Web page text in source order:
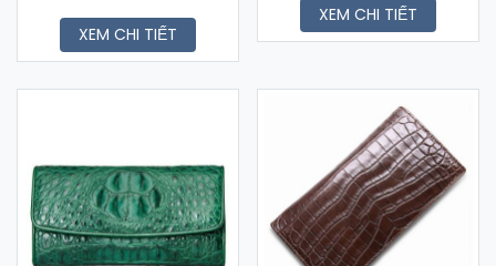
XEM CHI TIẾT
XEM CHI TIẾT